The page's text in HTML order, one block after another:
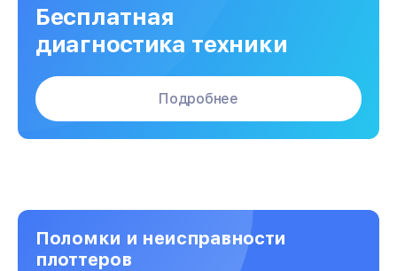
Бесплатная
диагностика техники
Подробнее
Поломки и неисправности
плоттеров